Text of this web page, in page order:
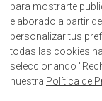
almacene y
suministrada
solicitado.
AGENCIA
para mostrarte
elaborado a partir
personalizar tus
todas las cookies
seleccionando
nuestra Política de